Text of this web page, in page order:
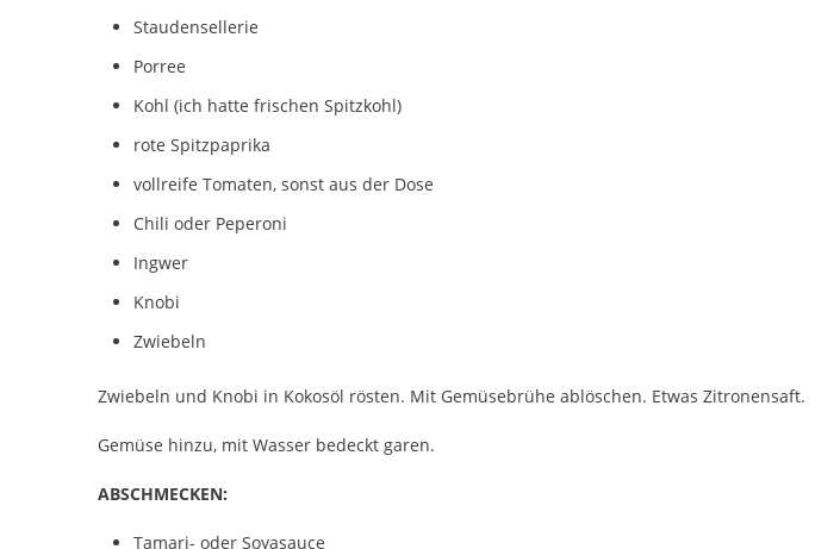
Staudensellerie
Porree
Kohl (ich hatte frischen Spitzkohl)
rote Spitzpaprika
vollreife Tomaten, sonst aus der Dose
Chili oder Peperoni
Ingwer
Knobi
Zwiebeln
Zwiebeln und Knobi in Kokosöl rösten. Mit Gemüsebrühe ablöschen. Etwas Zitronensaft.
Gemüse hinzu, mit Wasser bedeckt garen.
ABSCHMECKEN:
Tamari- oder Soyasauce